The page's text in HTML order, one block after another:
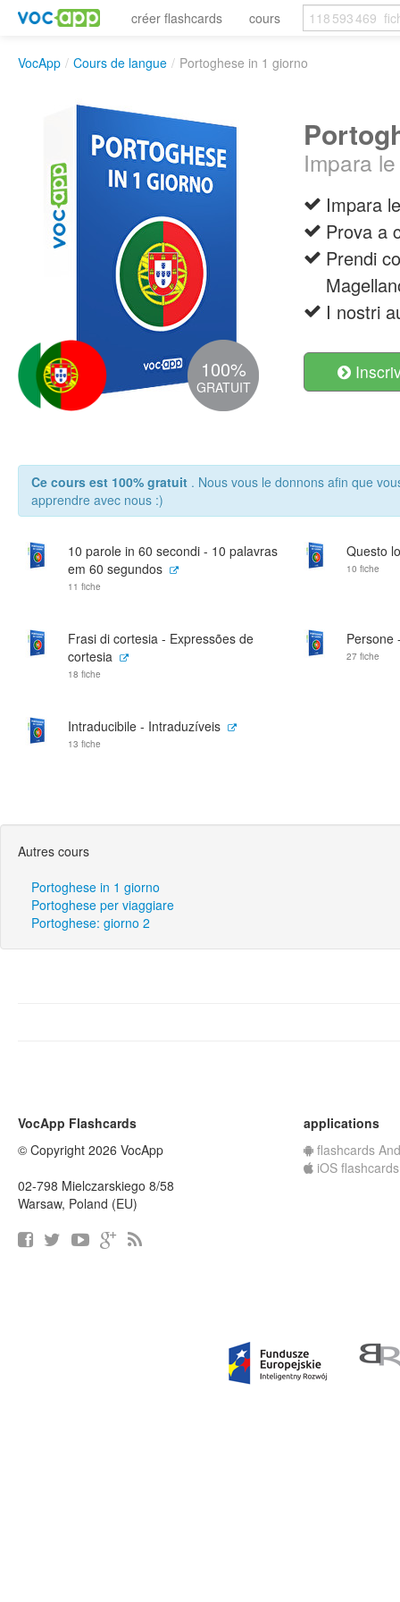
créer flashcards cours
VocApp / Cours de langue / Portoghese in 1 giorno
100%
GRATUIT
Impara
Impara
Prova a
Prendi
I nostri
Ce cours est 100% gratuit . Nous vous le donnons afin que
apprendre avec nous :)
10 parole in 60 secondi - 10 palavras
em 60 segundos
11 fiche
Questo
10 fiche
Frasi di cortesia - Expressões de
cortesia
18 fiche
Persone
27 fiche
Intraducibile - Intraduzíveis
13 fiche
Autres cours
Portoghese in 1 giorno
Portoghese per viaggiare
Portoghese: giorno 2
VocApp Flashcards
© Copyright 2026 VocApp
02-798 Mielczarskiego 8/58
Warsaw, Poland (EU)
applications
flashcards
iOS flashcards